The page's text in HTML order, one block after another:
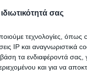
σας
τεχνολογίες, όπως
IP και αναγνωριστικά
βάση τα ενδιαφέροντά
και για να
στο vrisko.gr